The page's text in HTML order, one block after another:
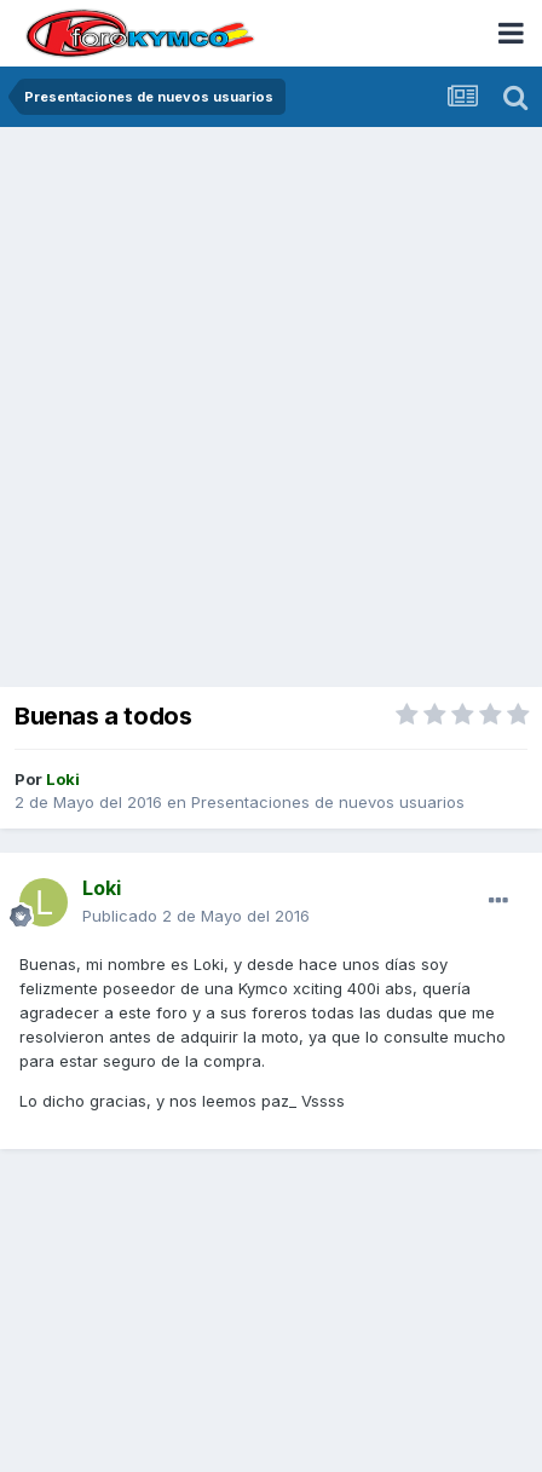
Presentaciones de nuevos usuarios
Buenas a todos
Por Loki
2 de Mayo del 2016 en Presentaciones de nuevos usuarios
Loki
Publicado 2 de Mayo del 2016
Buenas, mi nombre es Loki, y desde hace unos días soy
felizmente poseedor de una Kymco xciting 400i abs, quería
agradecer a este foro y a sus foreros todas las dudas que me
resolvieron antes de adquirir la moto, ya que lo consulte mucho
para estar seguro de la compra.
Lo dicho gracias, y nos leemos paz_ Vssss